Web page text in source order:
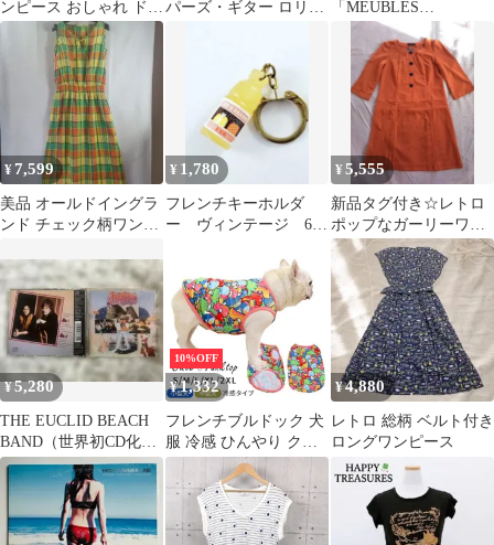
ンピース おしゃれ ドレ
ス 接触冷感 着せやすい
かわいい散歩服 防虫
UVカット 中型犬小型
犬 pet0091-flower
パーズ・ギター ロリポ
「MEUBLES
PYANET」ヴィンテー
ジステッカー
¥ 7,599
美品 オールドイングラ
ンド チェック柄ワンピ
黄 緑
¥ 1,780
フレンチキーホルダ
ー ヴィンテージ 60s
¥5,555
新品タグ付き☆レトロ
ポップなガーリーワン
ピース七分袖オレンジ
L デッドストック
¥5,280
THE EUCLID BEACH
BAND（世界初CD化・
帯付き）
10%OFF
¥1,332
フレンチブルドック 犬
服 冷感 ひんやり クー
ルウェア 夏服 春 夏 タ
ンクトップ 可愛い パグ
イギリスブルドック ブ
ルドック 中型犬 小型犬
¥4,880
レトロ 総柄 ベルト付き
ロングワンピース